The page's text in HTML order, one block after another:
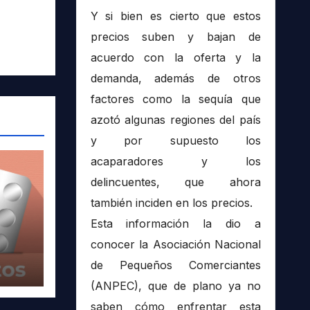
Y si bien es cierto que estos
precios suben y bajan de
acuerdo con la oferta y la
demanda, además de otros
factores como la sequía que
azotó algunas regiones del país
y por supuesto los
acaparadores y los
delincuentes, que ahora
también inciden en los precios.
Esta información la dio a
conocer la Asociación Nacional
de Pequeños Comerciantes
(ANPEC), que de plano ya no
saben cómo enfrentar esta